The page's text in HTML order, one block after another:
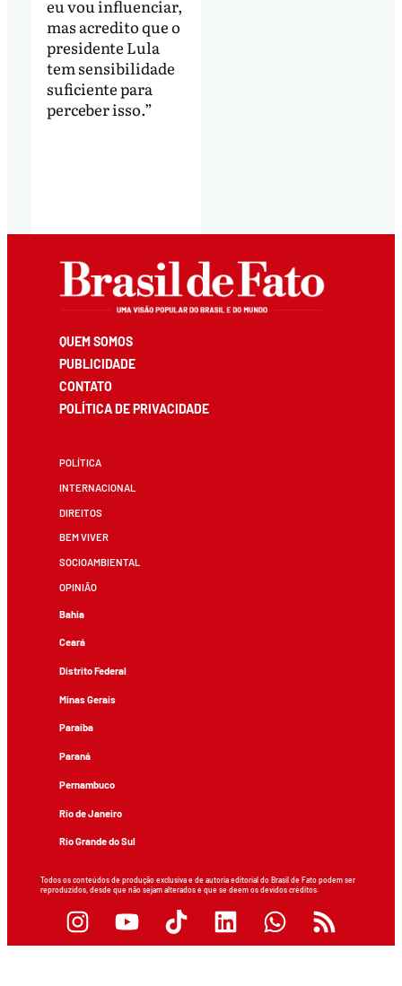
eu vou influenciar,
mas acredito que o
presidente Lula
tem sensibilidade
suficiente para
perceber isso.”
QUEM SOMOS
PUBLICIDADE
CONTATO
POLÍTICA DE PRIVACIDADE
POLÍTICA
INTERNACIONAL
DIREITOS
BEM VIVER
SOCIOAMBIENTAL
OPINIÃO
Bahia
Ceará
Distrito Federal
Minas Gerais
Paraíba
Paraná
Pernambuco
Rio de Janeiro
Rio Grande do Sul
Todos os conteúdos de produção exclusiva e de autoria editorial do Brasil de Fato podem ser
reproduzidos, desde que não sejam alterados e que se deem os devidos créditos.